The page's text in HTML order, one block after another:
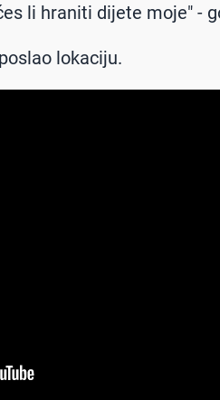
li hraniti dijete moje" -
lokaciju.